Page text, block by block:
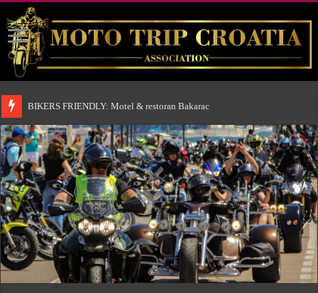
BIKERS FRIENDLY: Motel & restoran Bakarac